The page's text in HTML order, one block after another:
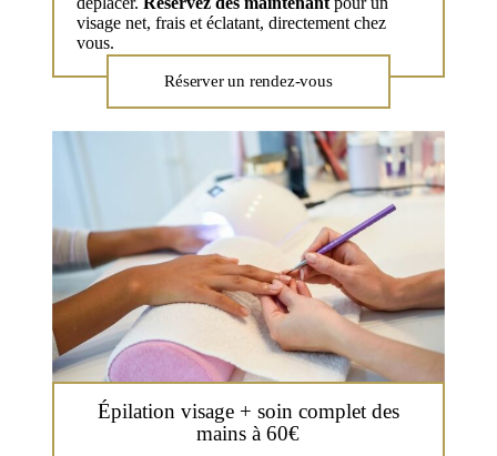
visage net, frais et éclatant, directement chez
vous.
Réserver un rendez-vous
Épilation visage + soin complet des
mains à 60€